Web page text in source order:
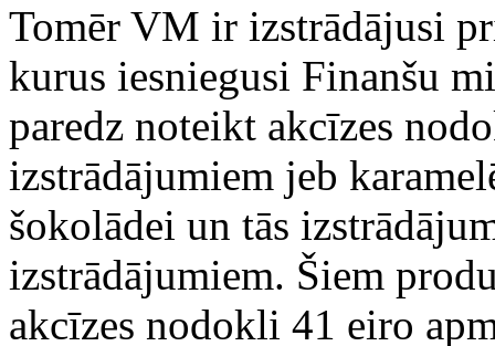
Tomēr VM ir izstrādājusi
kurus iesniegusi Finanšu
paredz noteikt akcīzes
izstrādājumiem jeb
šokolādei un tās
izstrādājumiem. Šiem
akcīzes nodokli 41 eiro